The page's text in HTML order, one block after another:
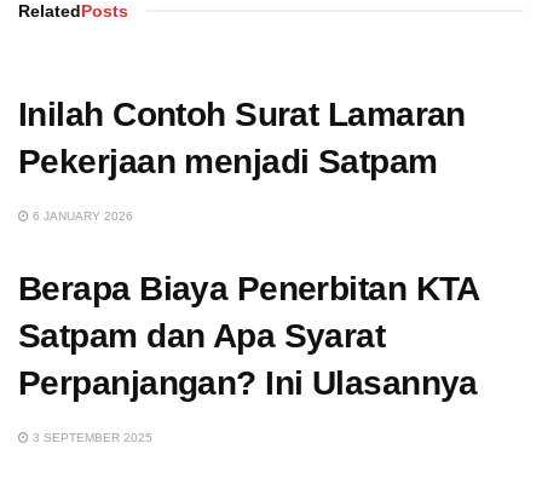
RelatedPosts
Inilah Contoh Surat Lamaran
Pekerjaan menjadi Satpam
6 JANUARY 2026
Berapa Biaya Penerbitan KTA
Satpam dan Apa Syarat
Perpanjangan? Ini Ulasannya
3 SEPTEMBER 2025